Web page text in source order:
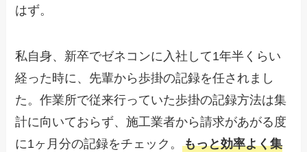
はず。
私自身、新卒でゼネコンに入社して1年半くらい
経った時に、先輩から歩掛の記録を任されまし
た。作業所で従来行っていた歩掛の記録方法は集
計に向いておらず、施工業者から請求があがる度
に1ヶ月分の記録をチェック。もっと効率よく集